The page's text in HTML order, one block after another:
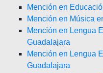
Mención en
Mención en Música
Mención en Lengua
Guadalajara
Mención en Lengua
Guadalajara